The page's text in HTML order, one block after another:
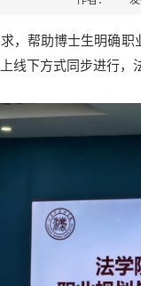
，帮助博士生明确
线下方式同步进行，